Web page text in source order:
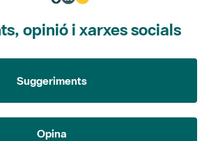
opinió i xarxes socials
Suggeriments
Opina